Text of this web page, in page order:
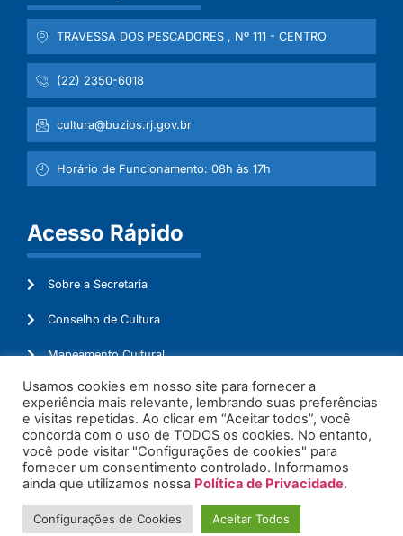
TRAVESSA DOS PESCADORES , Nº 111 - CENTRO
(22) 2350-6018
cultura@buzios.rj.gov.br
Horário de Funcionamento: 08h às 17h
Acesso Rápido
Sobre a Secretaria
Conselho de Cultura
Mapeamento Cultural
Lei Aldir Blanc
Ouvidoria
Administração
Usamos cookies em nosso site para fornecer a
experiência mais relevante, lembrando suas preferências
e visitas repetidas. Ao clicar em “Aceitar todos”, você
concorda com o uso de TODOS os cookies. No entanto,
você pode visitar "Configurações de cookies" para
fornecer um consentimento controlado. Informamos
ainda que utilizamos nossa Política de Privacidade.
Configurações de Cookies Aceitar Todos